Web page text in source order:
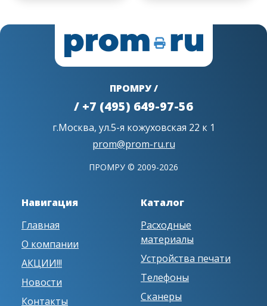
ПРОМРУ /
/ +7 (495) 649-97-56
г.Москва, ул.5-я кожуховская 22 к 1
prom@prom-ru.ru
ПРОМРУ © 2009-2026
Навигация
Главная
О компании
АКЦИИ!!!
Новости
Контакты
Каталог
Расходные
материалы
Устройства печати
Телефоны
Сканеры